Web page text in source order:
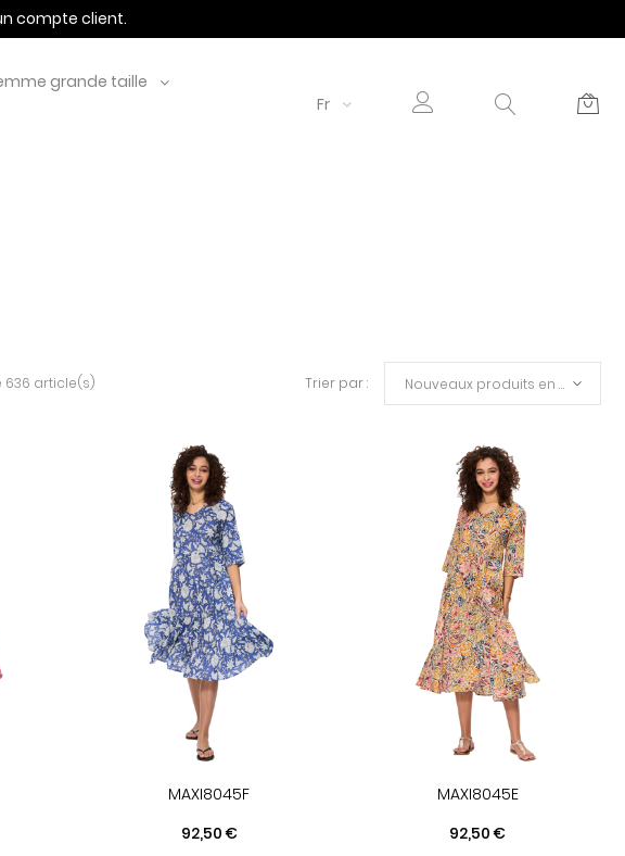
compte client.
grande taille
Fr
636 article(s) Trier par : Nouveaux produits en premier
MAXI8045F
Prix
92,50 €
MAXI8045E
Prix
92,50 €